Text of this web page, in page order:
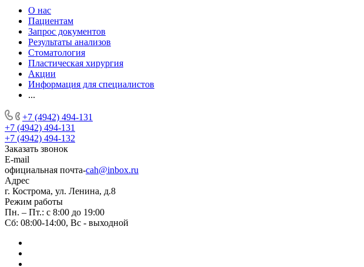
О нас
Пациентам
Запрос документов
Результаты анализов
Стоматология
Пластическая хирургия
Акции
Информация для специалистов
...
+7 (4942) 494-131
+7 (4942) 494-131
+7 (4942) 494-132
Заказать звонок
E-mail
официальная почта-cah@inbox.ru
Адрес
г. Кострома, ул. Ленина, д.8
Режим работы
Пн. – Пт.: с 8:00 до 19:00
Сб: 08:00-14:00, Вс - выходной